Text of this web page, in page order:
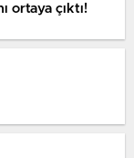
ortaya çıktı!